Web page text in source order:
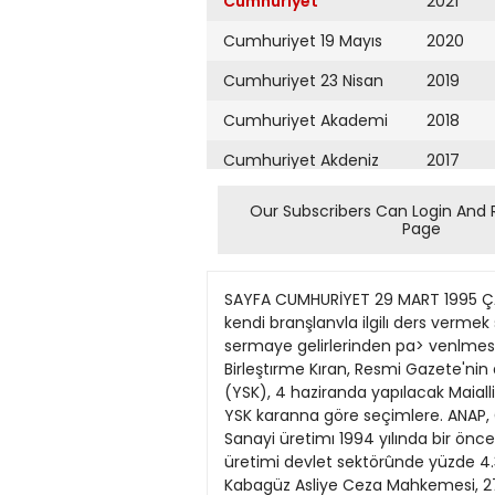
Cumhuriyet 19 Mayıs
Cumhuriyet 23 Nisan
Cumhuriyet Akademi
Cumhuriyet Akdeniz
Cumhuriyet Alışveriş
Cumhuriyet Ankara
Cumhuriyet Büyük
Taaruz
Cumhuriyet
Cumartesi
Cumhuriyet Çevre
2020
2019
2018
2017
2016
2015
2013
2012
2011
2010
2009
Our Subscribers Can Login And
Page
SAYFA CUMHURİYET 29 MART 1995 ÇARŞAMBA HABERLER Rektöplere pay • ANKARA(Cumhuriyet Bürosu) - Saysştay, tıp fakültelerinde kendi branşlanvla ilgilı ders vermek sureti/le görev yapan rektör \e yardımcılanna, bu fakülteler bünyesinde oljşturulan katkılı döner sermaye gelirlerinden pa> venlmesinin mevzuata aykın olmadığına karar \erdi. Sayıştay Genel Kurulu'nun konuya ilişkirı Içtıhadı Birleştırme Kıran, Resmi Gazete'nin dünkü sayısında yayımlandı Yerel ara seçinrier • ANKARA(Cumhuriyet Bürosu) - Yüksek Seçim Kurulu (YSK), 4 haziranda yapılacak Maialli Idareler Ara Seçimleri'ne katılacak partileri belirledi. Resmi Gazete'nin dünkü sayısında yayınlanan YSK karanna göre seçimlere. ANAP, CHP, DSP, DYP, MHP ve RP katılabilecek. Sanayi üretimi küçuldu • ANKARAlCumhuriyet Bürosu) - Sanayi üretimı 1994 yılında bir önceki yıla göre yûzde 4.6 oranında azaldı. Devlet Istatistik Enstitüsü'nün (DİE) verilerine göre; sanayi üretimi devlet sektörûnde yüzde 4.3 oranında artarken, özel sektörde yüzde 11.5 oranında azaldı. Üçmuhtara hapis • ORDU (AA) - Kabagüz Asliye Ceza Mahkemesi, 27 Mart yerel seçimleri öncesi seçmen kütüklerinin yenıden düzenlenmesi sırasında, başka köy ve mahallelerde oturanlan kendi seçmen kütüklerine yazdırdıklan gerekçesiyle Gülyalı ilçesi Yeniköy mahallesi muhtan Osman Akman, Sayaca mahallesi muhtan Kadir Gebeş ile Hoşköy Muhtan Temel Karaman'ı 1 yıl 6'şar ay hapis cezasına çarptırdı. Mahkeme cezayı daha sonra tecil etti. Portföy yönetimi • Ekonomi Servisi - 13 büyük bankanın ortak kuruluşu Yatınm Finansman AŞ, önümüzdeki haftadan itibaren portföy yönetimine başlıyor. Konuyla ilgili olarak açıklama yapan Genel Müdürü Zeki Döşlüoğlu, "Şirketimiz portföy yönetimine başlama karan aldı. Bu konuda başanlı olacağız"dedi. Düzeltme • Haber Merkezi -Devlet Bakanı Necmettin Cevheri, gazetemizin dünkü sayısında 7. sayfada yayımlanan "Cevheri'den sitem" başlıklı haberin eksik ve tam aksine değerlendirildiğini bildirdi. Bakan Cevheri imzasıyla yapılan açıklamada şöyle denildi:" Şanlıurfa'da düzenlenen GAP seminerinde yaptığım konuşmada, özellikle belirttiğim husus 'Güneydoğu ihmal ediliyor diyenlere GAP en güzel cevaptır. Güneydoğu'ya gereken önem veriliyor ve verilmeye devam edilecektir. Dünyanın en büyük. sayıh tesislerinden birisi olan GAP işte burada yapılmıştır" şeklinde olmuştur." Iktidarda bir yılmı dolduran RP'li belediye, sorunlan çözemedi RPTi belediye 4 yeter inşaUah'MEHMET DEMİRKAYA 27 Mart 1994 tarihinde 'Tamam İnşallah' sloga- nıyla, lstanbul Büyükşehir Belediye Başkanlığı'nı ka- zanan RP'li Tayyip Erdo- ğan, görevinde bir yılını